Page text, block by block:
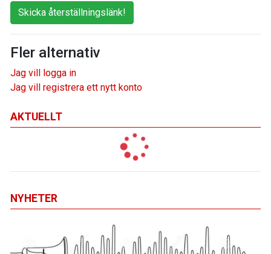
AKTUELLT
Skicka återställningslänk!
Fler alternativ
Jag vill logga in
Jag vill registrera ett nytt konto
NYHETER